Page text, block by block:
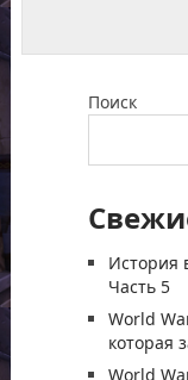
Поиск
История
Часть 5
World
которая
World